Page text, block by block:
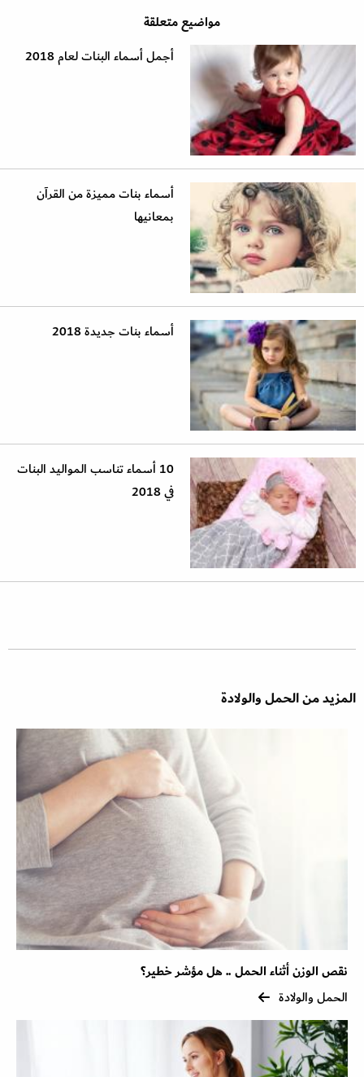
مواضيع متعلقة
أجمل أسماء البنات لعام 2018
أسماء بنات مميزة من القرآن
بمعانيها
أسماء بنات جديدة 2018
10 أسماء تناسب المواليد البنات
في 2018
المزيد من الحمل والولادة
نقص الوزن أثناء الحمل .. هل مؤشر خطير؟
الحمل والولادة